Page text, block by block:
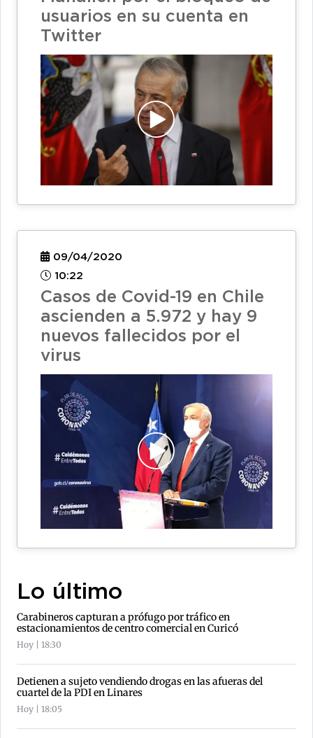
usuarios en su cuenta en
Twitter
09/04/2020
10:22
Casos de Covid-19 en Chile
ascienden a 5.972 y hay 9
nuevos fallecidos por el
virus
Lo último
Carabineros capturan a prófugo por tráfico en
estacionamientos de centro comercial en Curicó
Hoy | 18:30
Detienen a sujeto vendiendo drogas en las afueras del
cuartel de la PDI en Linares
Hoy | 18:05